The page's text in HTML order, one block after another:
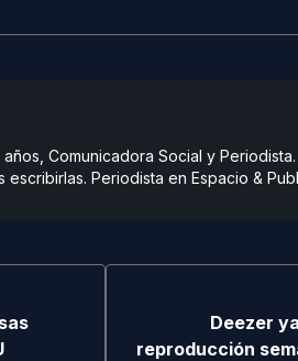
años, Comunicadora Social y
escribirlas. Periodista en Espacio &
Deezer
reproducción